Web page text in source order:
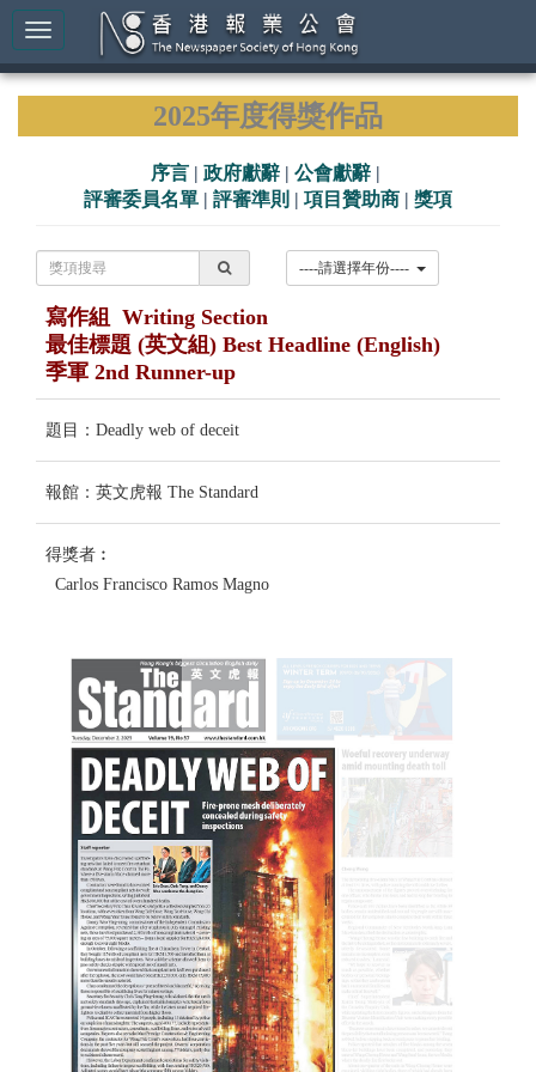
2025年度得獎作品
序言 | 政府獻辭 | 公會獻辭 |
評審委員名單 | 評審準則 | 項目贊助商 | 獎項
寫作組 Writing Section
最佳標題 (英文組) Best Headline (English)
季軍 2nd Runner-up
題目：Deadly web of deceit
報館：英文虎報 The Standard
得獎者︰
Carlos Francisco Ramos Magno